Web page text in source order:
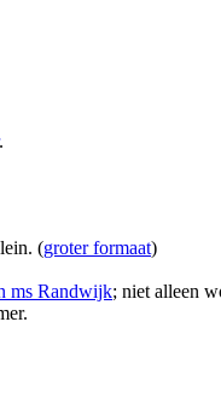
.
(groter formaat)
ms Randwijk; niet alleen